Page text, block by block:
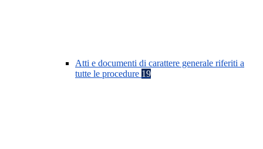
Atti e documenti di carattere generale riferiti a
tutte le procedure 19